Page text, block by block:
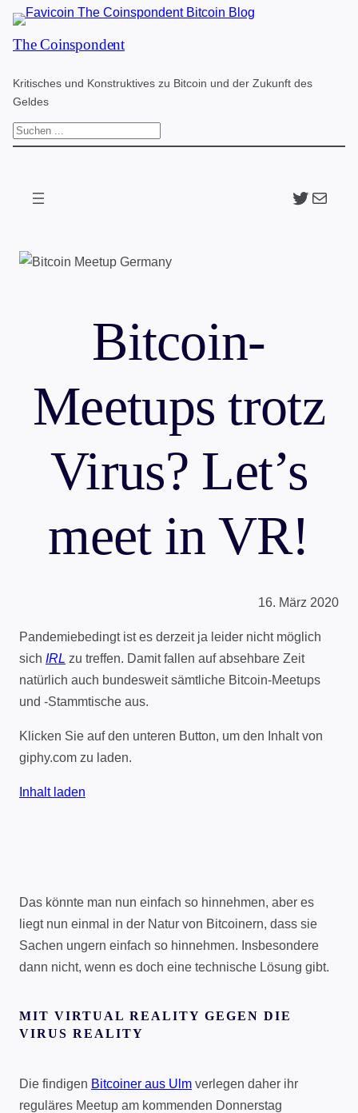
Zum
Inhalt
The Coinspondent
Kritisches und Konstruktives zu Bitcoin und der Zukunft des
Geldes
S
Twitter
The
Bitcoin-
Meetups trotz
Virus? Let’s
meet in VR!
16. März 2020
Pandemiebedingt ist es derzeit ja leider nicht möglich
sich IRL zu treffen. Damit fallen auf absehbare Zeit
natürlich auch bundesweit sämtliche Bitcoin-Meetups
und -Stammtische aus.
Klicken Sie auf den unteren Button, um den Inhalt von
giphy.com zu laden.
Inhalt laden
Das könnte man nun einfach so hinnehmen, aber es
liegt nun einmal in der Natur von Bitcoinern, dass sie
Sachen ungern einfach so hinnehmen. Insbesondere
dann nicht, wenn es doch eine technische Lösung gibt.
MIT VIRTUAL REALITY GEGEN DIE
VIRUS REALITY
Die findigen Bitcoiner aus Ulm verlegen daher ihr
reguläres Meetup am kommenden Donnerstag